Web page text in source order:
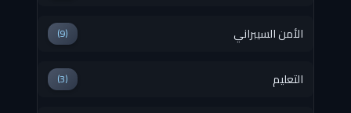
الأمن السيبراني (9)
التعليم (3)